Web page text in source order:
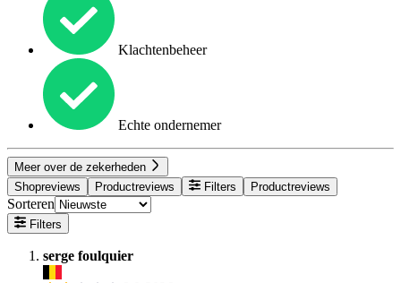
Klachtenbeheer
Echte ondernemer
Meer over de zekerheden
Shopreviews
Productreviews Filters Productreviews
Sorteren
Filters
serge foulquier